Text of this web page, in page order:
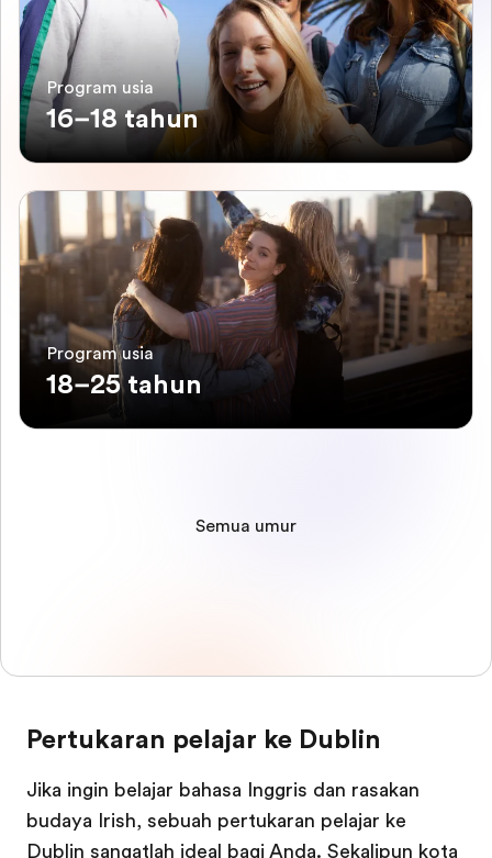
Program usia
16–18 tahun
Program usia
18–25 tahun
Semua umur
Pertukaran pelajar ke Dublin
Jika ingin belajar bahasa Inggris dan rasakan
budaya Irish, sebuah pertukaran pelajar ke
Dublin sangatlah ideal bagi Anda. Sekalipun kota